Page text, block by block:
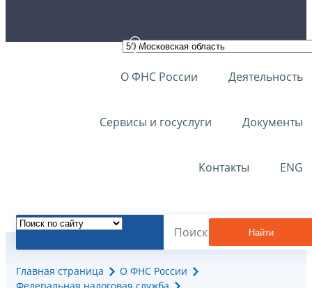
О ФНС России Деятельность
Сервисы и госуслуги Документы
Контакты ENG
Найти
Главная страница
О ФНС России